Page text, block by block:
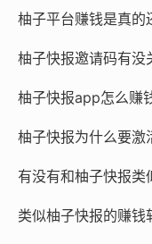
柚子快报邀请码有没
柚子快报为什么要激
有没有和柚子快报类